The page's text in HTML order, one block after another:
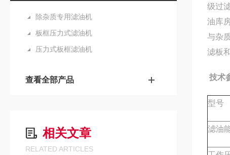
除杂质专用滤油机
板框压力式滤油机
压力式板框滤油机
查看全部产品
相关文章
RELATED ARTICLES
级过
油库
与杂
滤板
技术
型号
滤油